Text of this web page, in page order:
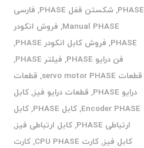
PHASE
,شکستن قفل PHASE , فارسی
Manual PHASE
, فروش انکودر
PHASE
, فروش کابل انکودر PHASE
,
فن درایو PHASE
, فیلتر PHASE
,
قطعات servo motor PHASE
, قطعات
درایو PHASE
, قطعات درایو فیز,کابل
Encoder PHASE
,کابل PHASE ,کابل
ارتباطی PHASE
,کابل ارتباطی فیز,
کابل فیز,کارت CPU PHASE ,کارت